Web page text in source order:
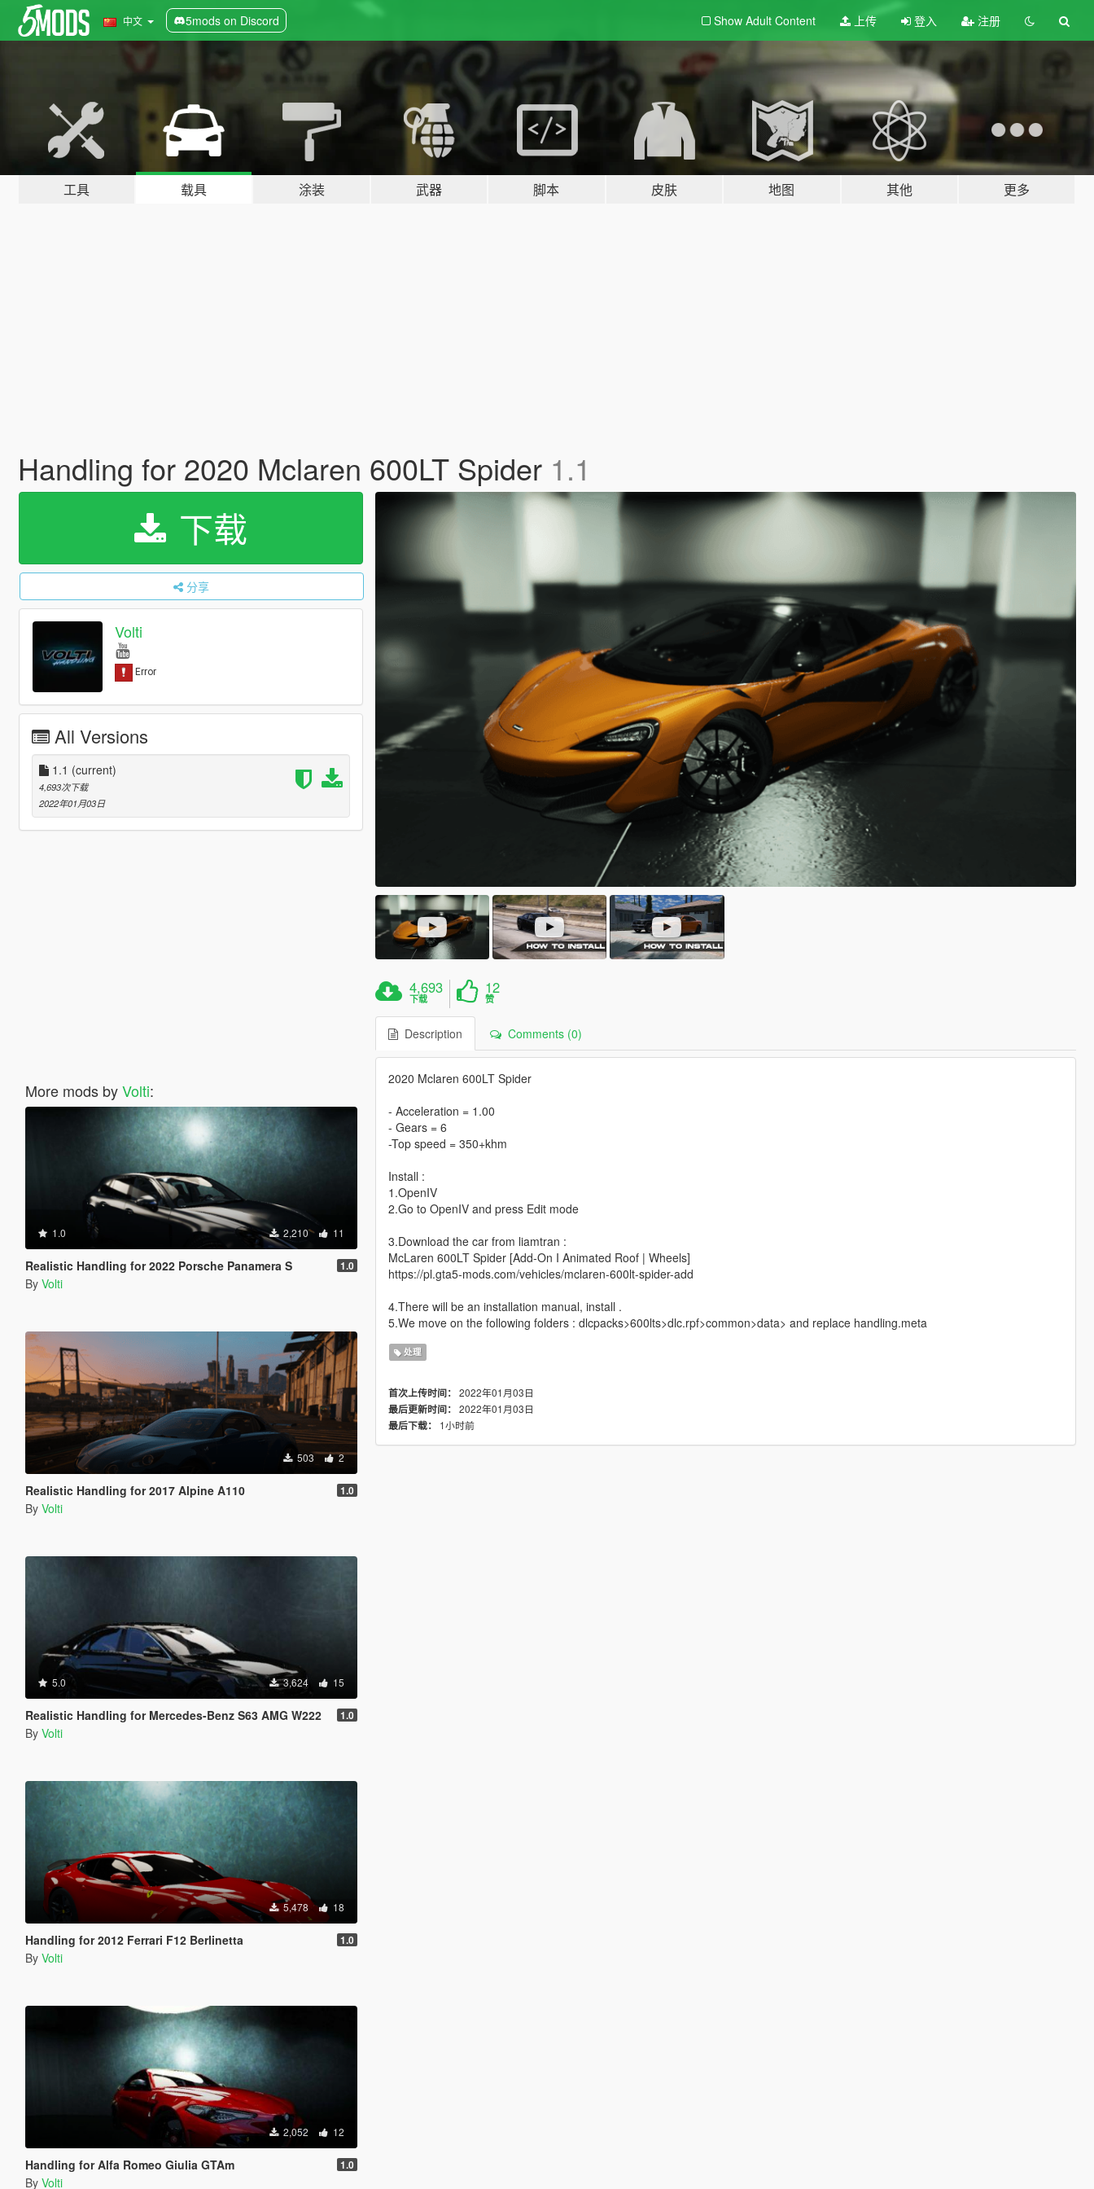
中文 5mods on Discord Show Adult Content 上传 登入 注册
工具 载具 涂装 武器 脚本 皮肤 地图 其他 更多
Handling for 2020 Mclaren 600LT Spider 1.1
下载
分享
Volti
All Versions
1.1 (current)
4,693次下载
2022年01月03日
More mods byVolti:
1.0 2,210 11
Realistic Handling for 2022 Porsche Panamera S 1.0
By Volti
503 2
Realistic Handling for 2017 Alpine A110 1.0
By Volti
5.0 3,624 15
Realistic Handling for Mercedes-Benz S63 AMG W222 1.0
By Volti
5,478 18
Handling for 2012 Ferrari F12 Berlinetta 1.0
By Volti
2,052 12
Handling for Alfa Romeo Giulia GTAm 1.0
By Volti
4,693
下载
12
赞
Description Comments (0)
2020 Mclaren 600LT Spider
- Acceleration = 1.00
- Gears = 6
-Top speed = 350+khm
Install :
1.OpenIV
2.Go to OpenIV and press Edit mode
3.Download the car from liamtran :
McLaren 600LT Spider [Add-On I Animated Roof | Wheels]
https://pl.gta5-mods.com/vehicles/mclaren-600lt-spider-add
4.There will be an installation manual, install .
5.We move on the following folders : dlcpacks>600lts>dlc.rpf>common>data> and replace handling.meta
处理
首次上传时间： 2022年01月03日
最后更新时间： 2022年01月03日
最后下载：
1小时前